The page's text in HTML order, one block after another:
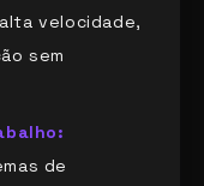
velocidade,
sem
de